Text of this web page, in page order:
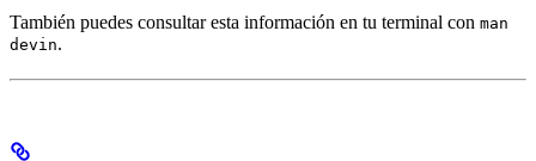
También puedes consultar esta información en tu terminal con man
devin.